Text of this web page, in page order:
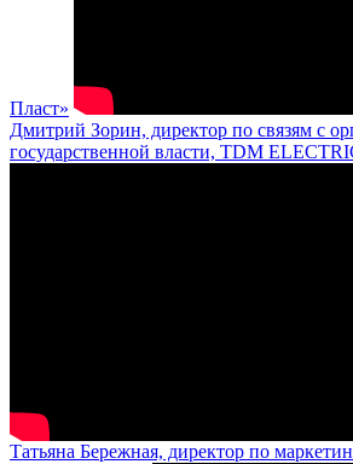
Пласт»
Дмитрий Зорин, директор по связям с
государственной власти, TDM
Татьяна Бережная, директор по